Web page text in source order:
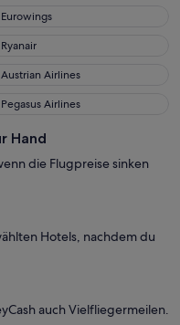
Eurowings
Ryanair
Austrian Airlines
Airlines
Pegasus Airlines
Airlines
Hand
die Flugpreise sinken
Hotels, nachdem du
auch Vielfliegermeilen.